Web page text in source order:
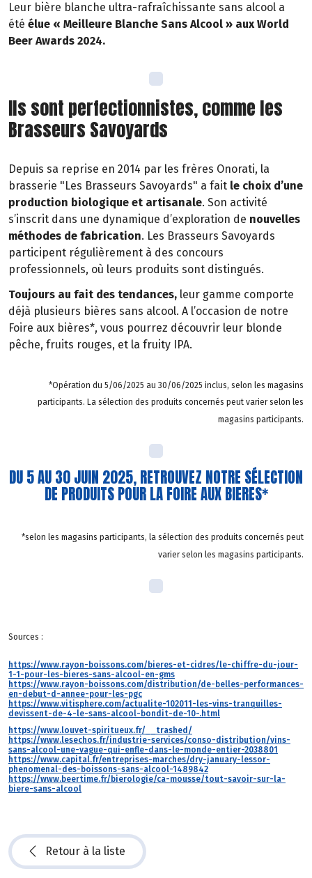
Leur bière blanche ultra-rafraîchissante sans alcool a
été élue « Meilleure Blanche Sans Alcool » aux World
Beer Awards 2024.
Ils sont perfectionnistes, comme les
Brasseurs Savoyards
Depuis sa reprise en 2014 par les frères Onorati, la
brasserie "Les Brasseurs Savoyards" a fait le choix d’une
production biologique et artisanale. Son activité
s’inscrit dans une dynamique d’exploration de nouvelles
méthodes de fabrication. Les Brasseurs Savoyards
participent régulièrement à des concours
professionnels, où leurs produits sont distingués.
Toujours au fait des tendances, leur gamme comporte
déjà plusieurs bières sans alcool. A l’occasion de notre
Foire aux bières*, vous pourrez découvrir leur blonde
pêche, fruits rouges, et la fruity IPA.
*Opération du 5/06/2025 au 30/06/2025 inclus, selon les magasins
participants. La sélection des produits concernés peut varier selon les
magasins participants.
DU 5 AU 30 JUIN 2025, RETROUVEZ NOTRE SÉLECTION
DE PRODUITS POUR LA FOIRE AUX BIERES*
*selon les magasins participants, la sélection des produits concernés peut
varier selon les magasins participants.
Sources :
https://www.rayon-boissons.com/bieres-et-cidres/le-chiffre-du-jour-
1-1-pour-les-bieres-sans-alcool-en-gms
https://www.rayon-boissons.com/distribution/de-belles-performances-
en-debut-d-annee-pour-les-pgc
https://www.vitisphere.com/actualite-102011-les-vins-tranquilles-
devissent-de-4-le-sans-alcool-bondit-de-10-.html
https://www.louvet-spiritueux.fr/__trashed/
https://www.lesechos.fr/industrie-services/conso-distribution/vins-
sans-alcool-une-vague-qui-enfle-dans-le-monde-entier-2038801
https://www.capital.fr/entreprises-marches/dry-january-lessor-
phenomenal-des-boissons-sans-alcool-1489842
https://www.beertime.fr/bierologie/ca-mousse/tout-savoir-sur-la-
biere-sans-alcool
Retour à la liste